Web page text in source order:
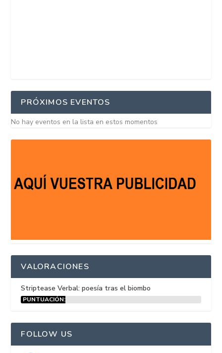
PRÓXIMOS EVENTOS
No hay eventos en la lista en estos momentos
VALORACIONES
Striptease Verbal: poesía tras el biombo
PUNTUACIÓN:
FOLLOW US